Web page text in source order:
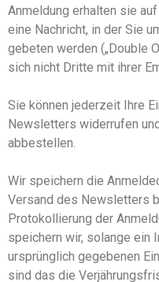
Anmeldung erhalten sie
eine Nachricht, in der Sie
gebeten werden („Double
sich nicht Dritte mit ihrer
Sie können jederzeit Ihre
Newsletters widerrufen
abbestellen.
Wir speichern die
Versand des Newsletters
Protokollierung der
speichern wir, solange ein
ursprünglich gegebenen
sind das die